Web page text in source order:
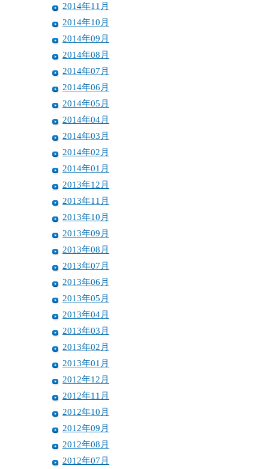
2014年11月
2014年10月
2014年09月
2014年08月
2014年07月
2014年06月
2014年05月
2014年04月
2014年03月
2014年02月
2014年01月
2013年12月
2013年11月
2013年10月
2013年09月
2013年08月
2013年07月
2013年06月
2013年05月
2013年04月
2013年03月
2013年02月
2013年01月
2012年12月
2012年11月
2012年10月
2012年09月
2012年08月
2012年07月